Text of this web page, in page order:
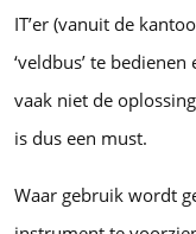
IT’er (vanuit de
‘veldbus’ te
vaak niet de
is dus een must.
Waar gebruik wordt